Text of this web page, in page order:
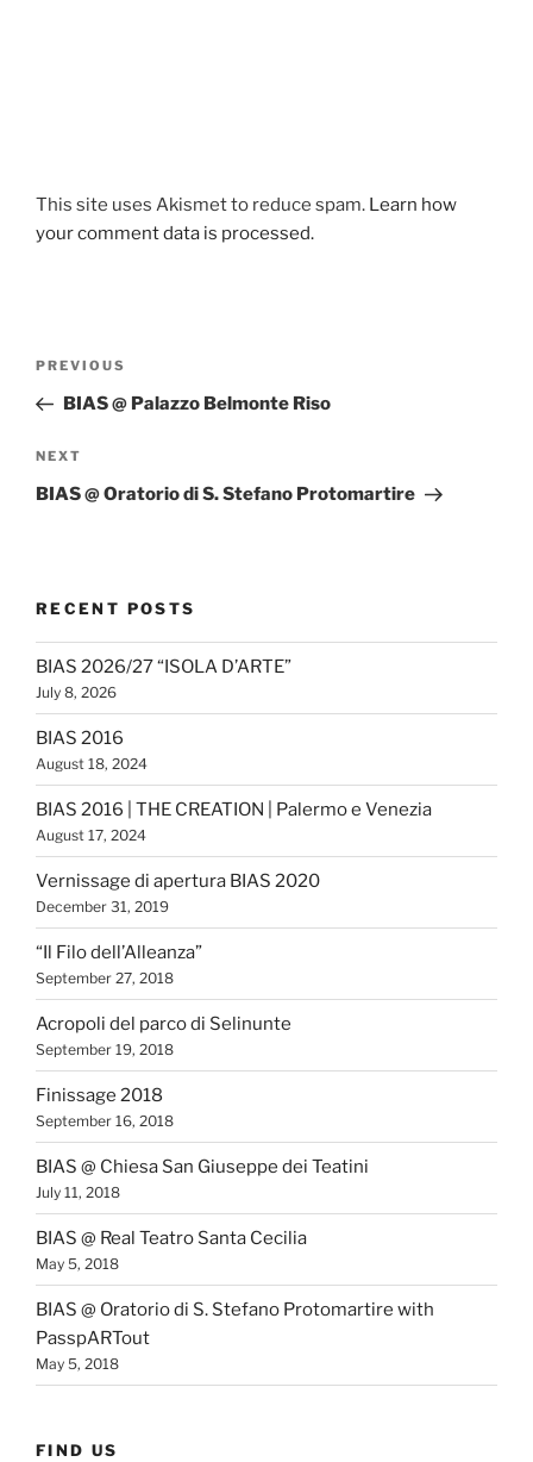
This site uses Akismet to reduce spam. Learn how
your comment data is processed.
Previous
Post
PREVIOUS
BIAS @ Palazzo Belmonte Riso
Next
Post
NEXT
BIAS @ Oratorio di S. Stefano Protomartire
RECENT POSTS
BIAS 2026/27 “ISOLA D’ARTE”
July 8, 2026
BIAS 2016
August 18, 2024
BIAS 2016 | THE CREATION | Palermo e Venezia
August 17, 2024
Vernissage di apertura BIAS 2020
December 31, 2019
“Il Filo dell’Alleanza”
September 27, 2018
Acropoli del parco di Selinunte
September 19, 2018
Finissage 2018
September 16, 2018
BIAS @ Chiesa San Giuseppe dei Teatini
July 11, 2018
BIAS @ Real Teatro Santa Cecilia
May 5, 2018
BIAS @ Oratorio di S. Stefano Protomartire with
PasspARTout
May 5, 2018
FIND US